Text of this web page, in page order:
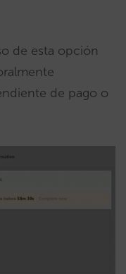
de esta opción
de pago o